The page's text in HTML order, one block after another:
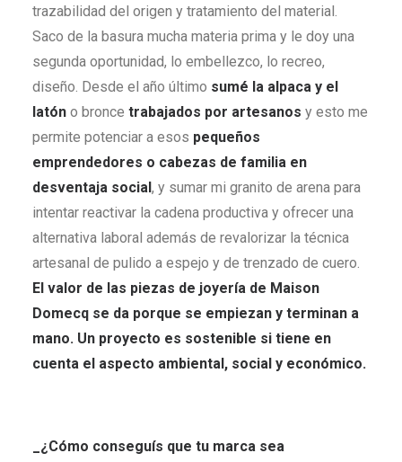
trazabilidad del origen y tratamiento del material.
Saco de la basura mucha materia prima y le doy una
segunda oportunidad, lo embellezco, lo recreo,
diseño. Desde el año último sumé la alpaca y el
latón o bronce trabajados por artesanos y esto me
permite potenciar a esos pequeños
emprendedores o cabezas de familia en
desventaja social, y sumar mi granito de arena para
intentar reactivar la cadena productiva y ofrecer una
alternativa laboral además de revalorizar la técnica
artesanal de pulido a espejo y de trenzado de cuero.
El valor de las piezas de joyería de Maison
Domecq se da porque se empiezan y terminan a
mano. Un proyecto es sostenible si tiene en
cuenta el aspecto ambiental, social y económico.
_¿Cómo conseguís que tu marca sea